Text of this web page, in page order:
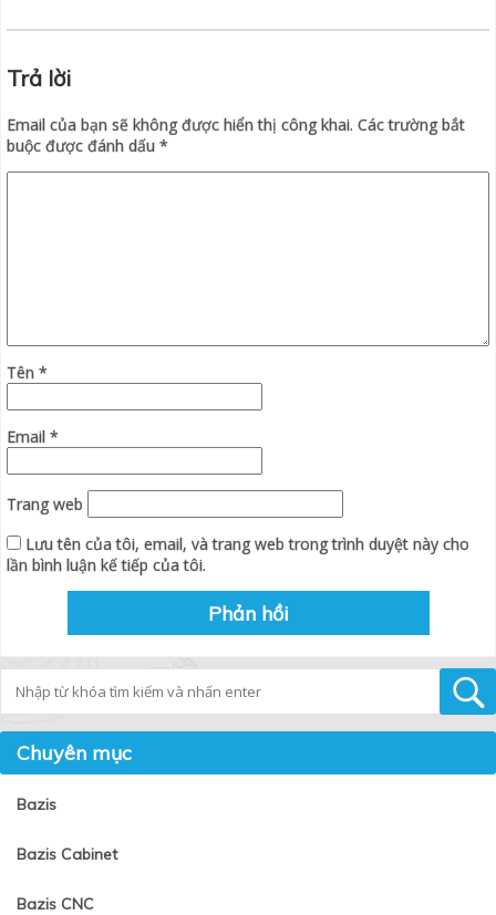
Trả lời
Email của bạn sẽ không được hiển thị công khai. Các trường bắt
buộc được đánh dấu *
Tên *
Email *
Trang web
Lưu tên của tôi, email, và trang web trong trình duyệt này cho
lần bình luận kế tiếp của tôi.
Chuyên mục
Bazis
Bazis Cabinet
Bazis CNC